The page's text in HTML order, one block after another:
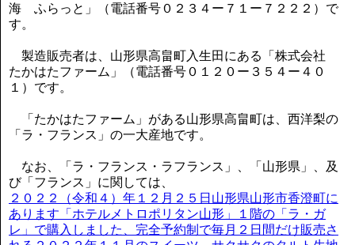
海 ふらっと」（電話番号０２３４ー７１ー７２２２）で
す。
製造販売者は、山形県高畠町入生田にある「株式会社
たかはたファーム」（電話番号０１２０ー３５４ー４０
１）です。
「たかはたファーム」がある山形県高畠町は、西洋梨の
「ラ・フランス」の一大産地です。
なお、「ラ・フランス・ラフランス」、「山形県」、及
び「フランス」に関しては、
２０２２（令和４）年１２月２５日山形県山形市香澄町に
あります「ホテルメトロポリタン山形」１階の「ラ・ガ
レ」で購入しました、完全予約制で毎月２日間だけ販売さ